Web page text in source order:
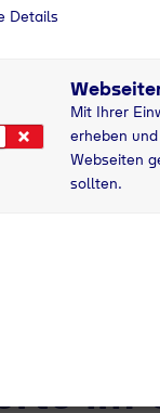
33 kg
Pfandflasche
im
Details
Mit Ihrer
erheben
Webseiten
sollten.